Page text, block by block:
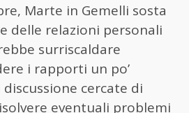
Marte in Gemelli sosta
delle relazioni personali
surriscaldare
i rapporti un po’
cercate di
eventuali problemi